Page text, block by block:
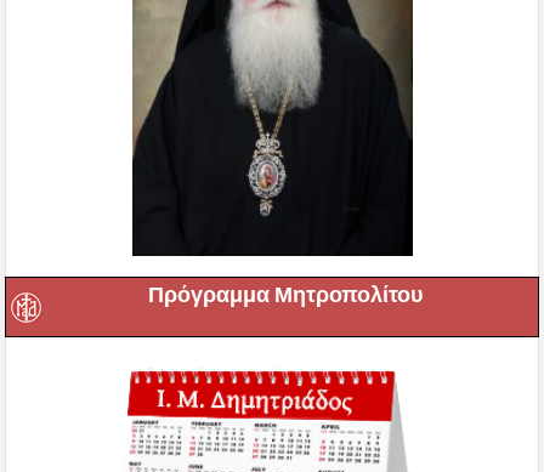
Πρόγραμμα Μητροπολίτου